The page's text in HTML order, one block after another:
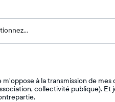
m'oppose à la transmission de
collectivité publique). Et